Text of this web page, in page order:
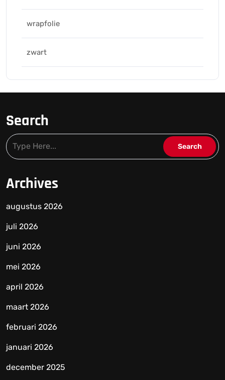
wrapfolie
zwart
Search
Archives
augustus 2026
juli 2026
juni 2026
mei 2026
april 2026
maart 2026
februari 2026
januari 2026
december 2025